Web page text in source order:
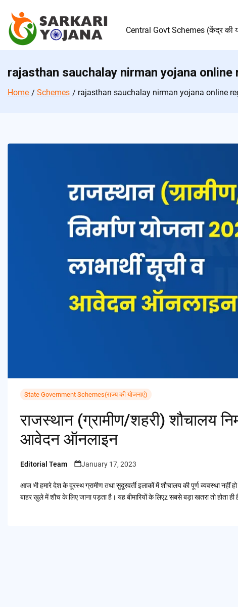
content
Central Govt Schemes (केंद्र की
rajasthan sauchalay nirman yojana
Home Schemes rajasthan sauchalay nirman yojana online
State Government Schemes(राज्य की योजनाएं)
राजस्थान (ग्रामीण/शहरी) शौचालय
आवेदन ऑनलाइन
Posted
Editorial Team January 17, 2023
आज भी हमारे देश के दूरस्थ ग्रामीण तथा सुदूरवर्ती इलाकों में शौचालय की पूर्ण व्यवस्था नहीं
बाहर खुले में शौच के लिए जाना पड़ता है। यह बीमारियों के लिएz सबसे बड़ा खतरा तो होता ही